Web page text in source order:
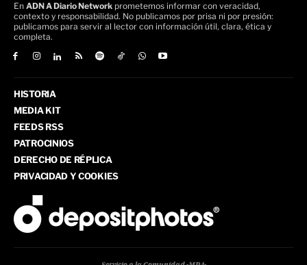
En ADN A Diario Network prometemos informar con veracidad,
contexto y responsabilidad. No publicamos por prisa ni por presión:
publicamos para servir al lector con información útil, clara, ética y
completa.
HISTORIA
MEDIA KIT
FEEDS RSS
PATROCINIOS
DERECHO DE RÉPLICA
PRIVACIDAD Y COOKIES